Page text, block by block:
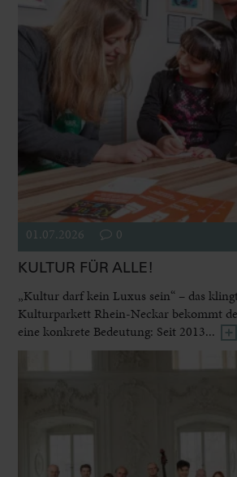
01.07.2026 0
KULTUR FÜR ALLE!
„Kultur darf kein Luxus sein“ – das
Kulturparkett Rhein-Neckar bekommt
eine konkrete Bedeutung: Seit 2013...